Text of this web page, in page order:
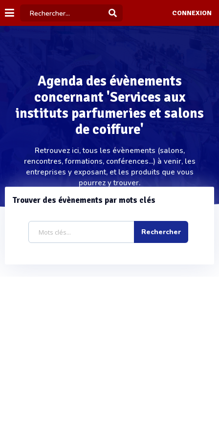
CONNEXION
Agenda des évènements
concernant 'Services aux
instituts parfumeries et salons
de coiffure'
Retrouvez ici, tous les évènements (salons,
rencontres, formations, conférences...) à venir, les
entreprises y exposant, et les produits que vous
pourrez y trouver.
Trouver des évènements par mots clés